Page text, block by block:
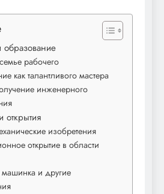
рабочего
как талантливого мастера
инженерного
открытия
изобретения
открытие в области
и другие